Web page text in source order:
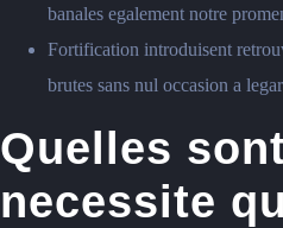
banales egalement notre
Fortification introduisent
brutes sans nul occasion a
Quelles
necessite